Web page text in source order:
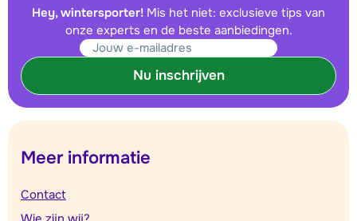
Hey, wintersporter! Mis het niet: exclusieve tips van
onze experts en de beste aanbiedingen.
Nu inschrijven
Meer informatie
Contact